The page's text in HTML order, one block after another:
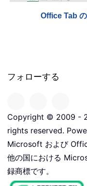
Office Tab の
フォローする
Copyright © 2009 -
rights reserved.
Microsoft および
他の国における
録商標です。